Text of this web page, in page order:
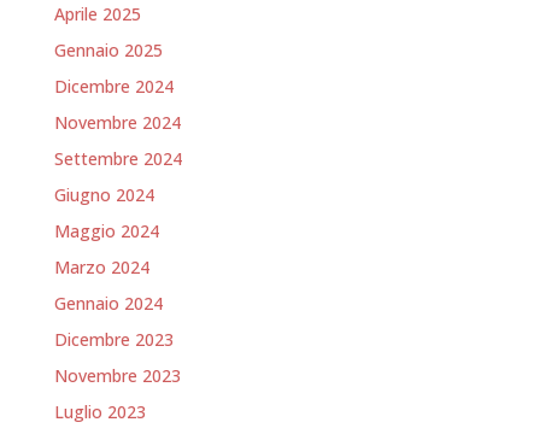
Aprile 2025
Gennaio 2025
Dicembre 2024
Novembre 2024
Settembre 2024
Giugno 2024
Maggio 2024
Marzo 2024
Gennaio 2024
Dicembre 2023
Novembre 2023
Luglio 2023